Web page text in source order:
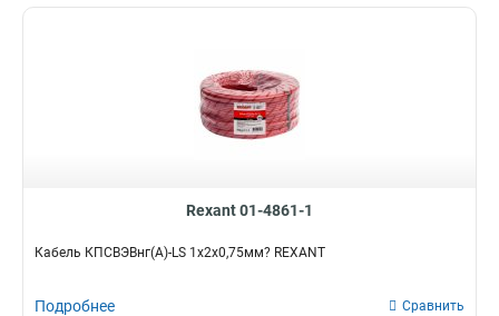
Rexant 01-4861-1
Кабель КПСВЭВнг(А)-LS 1x2x0,75мм? REXANT
Подробнее Сравнить